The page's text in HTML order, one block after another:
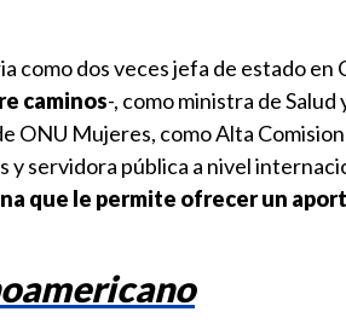
dos veces jefa de estado en
caminos-, como ministra de Salud
ONU Mujeres, como Alta
y servidora pública a nivel
que le permite ofrecer un